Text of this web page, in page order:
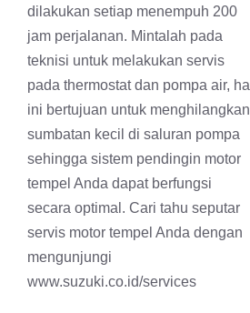
dilakukan setiap menempuh 200
jam perjalanan. Mintalah pada
teknisi untuk melakukan servis
pada thermostat dan pompa air, hal
ini bertujuan untuk menghilangkan
sumbatan kecil di saluran pompa
sehingga sistem pendingin motor
tempel Anda dapat berfungsi
secara optimal. Cari tahu seputar
servis motor tempel Anda dengan
mengunjungi
www.suzuki.co.id/services